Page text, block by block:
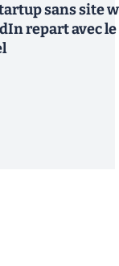
sans site
repart avec le